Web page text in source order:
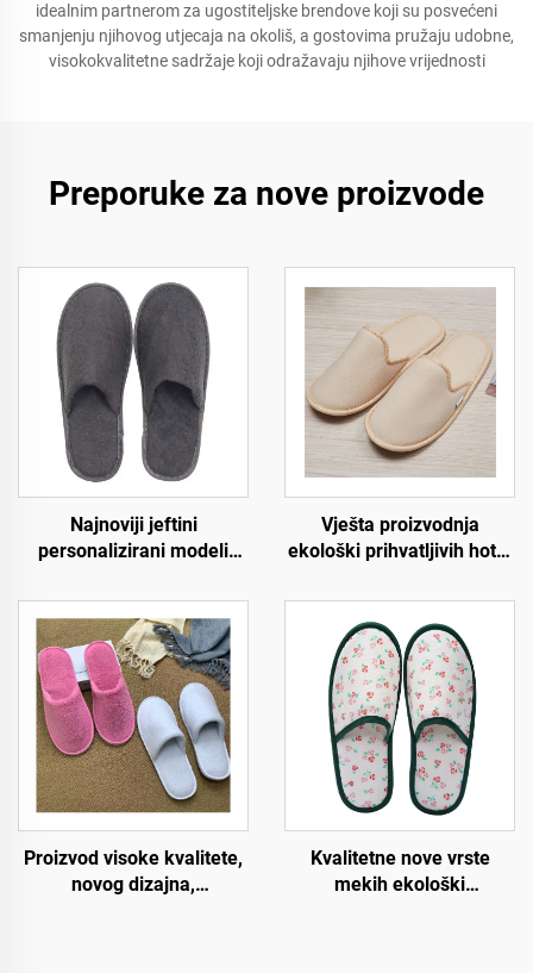
idealnim partnerom za ugostiteljske brendove koji su posvećeni
smanjenju njihovog utjecaja na okoliš, a gostovima pružaju udobne,
visokokvalitetne sadržaje koji odražavaju njihove vrijednosti
Preporuke za nove proizvode
Najnoviji jeftini
personalizirani modeli
zrakoplovstvo,
jednokratne papuče za
muškarce i žene,
sljedbeno nabavljanje
proizvođača
biorazgradivih papuča
Vješta proizvodnja
ekološki prihvatljivih hotel
biorazgradivih papuča za
goste hotela, spa i
zrakoplovstvo
Proizvod visoke kvalitete,
novog dizajna,
Kvalitetne nove vrste
mekih ekološki